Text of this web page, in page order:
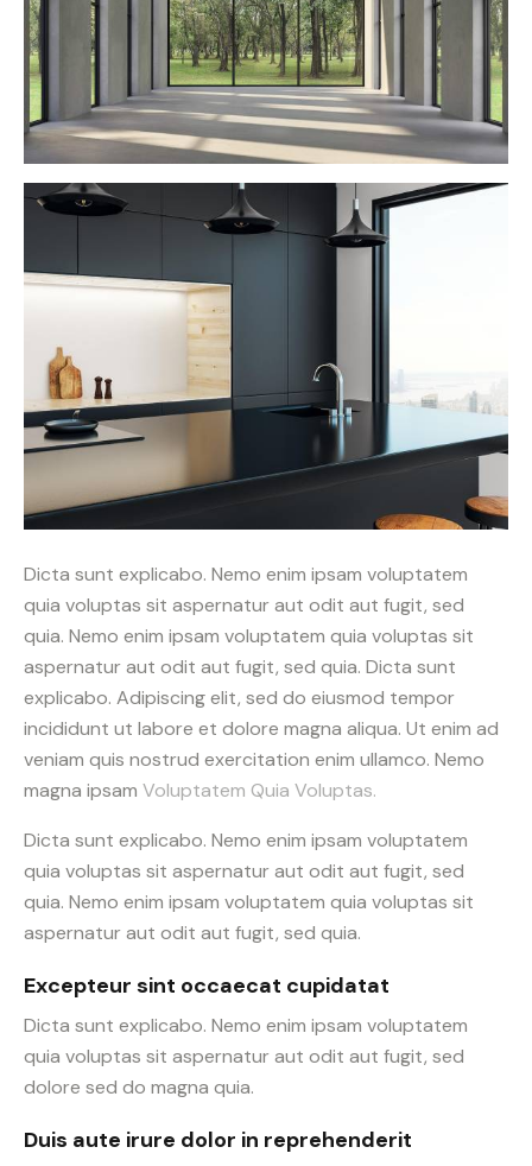
Dicta sunt explicabo. Nemo enim ipsam voluptatem
quia voluptas sit aspernatur aut odit aut fugit, sed
quia. Nemo enim ipsam voluptatem quia voluptas sit
aspernatur aut odit aut fugit, sed quia. Dicta sunt
explicabo. Adipiscing elit, sed do eiusmod tempor
incididunt ut labore et dolore magna aliqua. Ut enim ad
veniam quis nostrud exercitation enim ullamco. Nemo
magna ipsam Voluptatem Quia Voluptas.
Dicta sunt explicabo. Nemo enim ipsam voluptatem
quia voluptas sit aspernatur aut odit aut fugit, sed
quia. Nemo enim ipsam voluptatem quia voluptas sit
aspernatur aut odit aut fugit, sed quia.
Excepteur sint occaecat cupidatat
Dicta sunt explicabo. Nemo enim ipsam voluptatem
quia voluptas sit aspernatur aut odit aut fugit, sed
dolore sed do magna quia.
Duis aute irure dolor in reprehenderit